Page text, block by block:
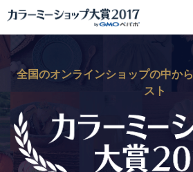
全国のオンラインショップの中か
スト